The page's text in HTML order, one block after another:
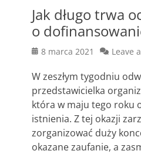
Jak długo trwa
o
Posted
8 marca 2021 Leave
W zeszłym tygodniu
przedstawicielka
która w maju tego roku
istnienia. Z tej okazji
zorganizować duży
okazane zaufanie, a